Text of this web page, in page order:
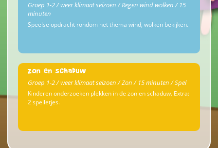
Groep 1-2 / weer klimaat seizoen / Regen wind wolken / 15
minuten
Speelse opdracht rondom het thema wind, wolken bekijken.
Zon en schaduw
Groep 1-2 / weer klimaat seizoen / Zon / 15 minuten / Spel
Kinderen onderzoeken plekken in de zon en schaduw. Extra:
2 spelletjes.